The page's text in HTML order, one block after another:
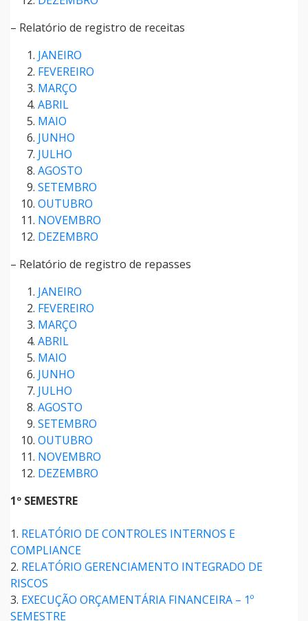
– Relatório de registro de receitas
JANEIRO
FEVEREIRO
MARÇO
ABRIL
MAIO
JUNHO
JULHO
AGOSTO
SETEMBRO
OUTUBRO
NOVEMBRO
DEZEMBRO
– Relatório de registro de repasses
JANEIRO
FEVEREIRO
MARÇO
ABRIL
MAIO
JUNHO
JULHO
AGOSTO
SETEMBRO
OUTUBRO
NOVEMBRO
DEZEMBRO
1º SEMESTRE
1. RELATÓRIO DE CONTROLES INTERNOS E
COMPLIANCE
2. RELATÓRIO GERENCIAMENTO INTEGRADO DE
RISCOS
3. EXECUÇÃO ORÇAMENTÁRIA FINANCEIRA – 1º
SEMESTRE